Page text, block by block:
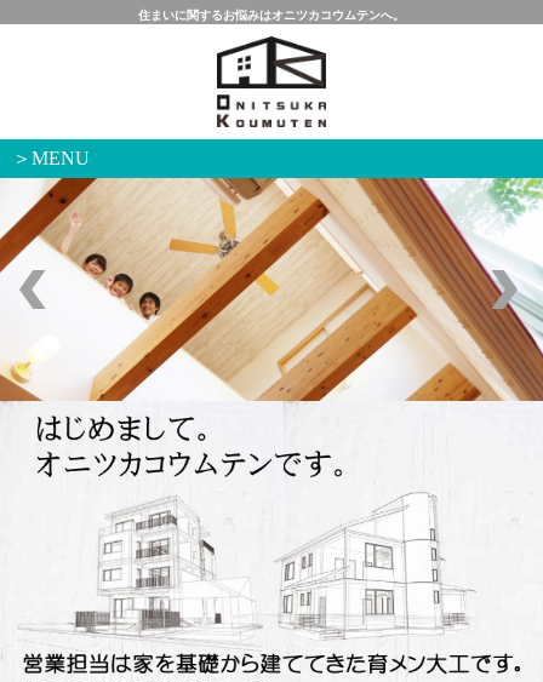
住まいに関するお悩みはオニツカコウムテンへ。
＞MENU